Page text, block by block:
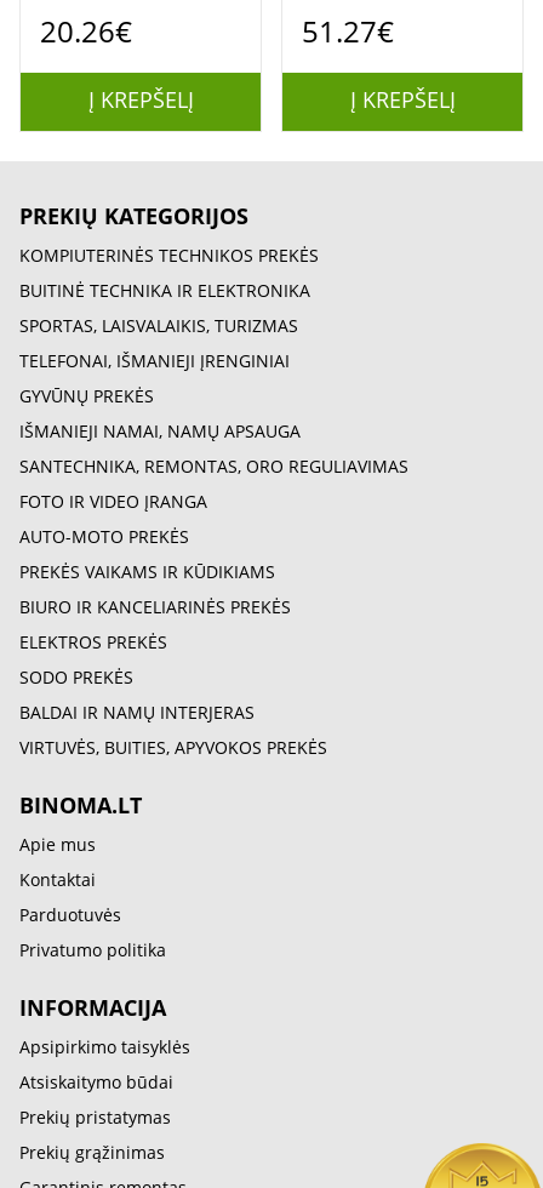
20.26€
Į KREPŠELĮ
51.27€
Į KREPŠELĮ
PREKIŲ KATEGORIJOS
KOMPIUTERINĖS TECHNIKOS PREKĖS
BUITINĖ TECHNIKA IR ELEKTRONIKA
SPORTAS, LAISVALAIKIS, TURIZMAS
TELEFONAI, IŠMANIEJI ĮRENGINIAI
GYVŪNŲ PREKĖS
IŠMANIEJI NAMAI, NAMŲ APSAUGA
SANTECHNIKA, REMONTAS, ORO REGULIAVIMAS
FOTO IR VIDEO ĮRANGA
AUTO-MOTO PREKĖS
PREKĖS VAIKAMS IR KŪDIKIAMS
BIURO IR KANCELIARINĖS PREKĖS
ELEKTROS PREKĖS
SODO PREKĖS
BALDAI IR NAMŲ INTERJERAS
VIRTUVĖS, BUITIES, APYVOKOS PREKĖS
BINOMA.LT
Apie mus
Kontaktai
Parduotuvės
Privatumo politika
INFORMACIJA
Apsipirkimo taisyklės
Atsiskaitymo būdai
Prekių pristatymas
Prekių grąžinimas